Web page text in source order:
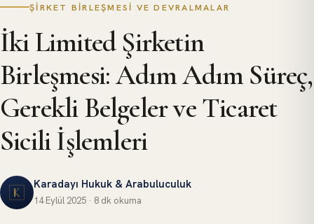
ŞIRKET BIRLEŞMESI VE DEVRALMALAR
İki Limited Şirketin
Birleşmesi: Adım Adım Süreç,
Gerekli Belgeler ve Ticaret
Sicili İşlemleri
Karadayı Hukuk & Arabuluculuk
14 Eylül 2025 · 8 dk okuma